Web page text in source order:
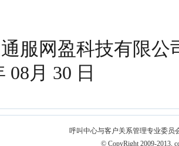
服网盈科技有限公
08月 30 日
呼叫中心与客户关系管理专业委员
© CopyRight 2009-2013,